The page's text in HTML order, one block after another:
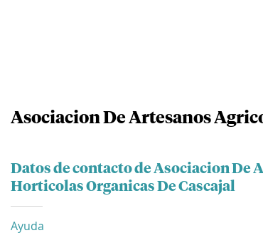
Asociacion De Artesanos
Datos de contacto de Asociacion De
Horticolas Organicas De Cascajal
Ayuda